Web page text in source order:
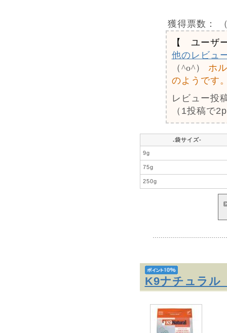
獲得票数：
【 ユーザ
他のレビュ
（^o^）
ホ
のようです
レビュー投
（1投稿で
.袋サイズ-
9g
75g
250g
K9ナチュラル